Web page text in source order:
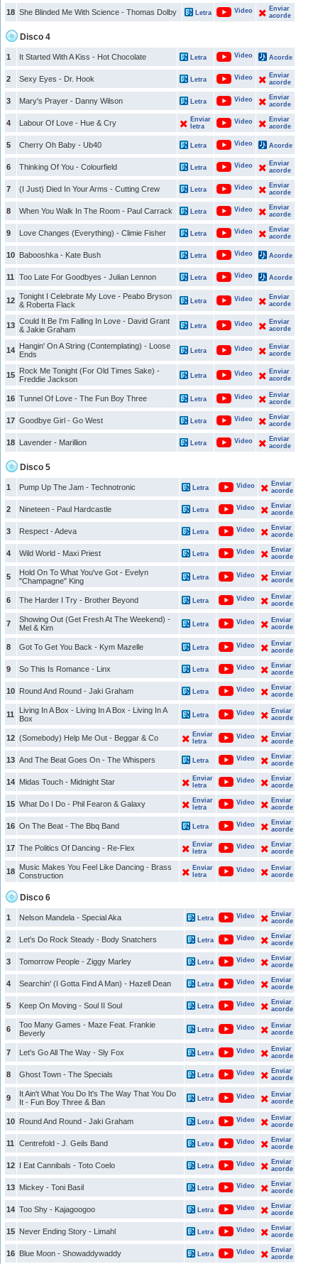
18 She Blinded Me With Science - Thomas Dolby Letra Video
Enviar
acorde
Disco 4
1 It Started With A Kiss - Hot Chocolate Letra Video Acorde
2 Sexy Eyes - Dr. Hook Letra Video
Enviar
acorde
3 Mary's Prayer - Danny Wilson Letra Video
Enviar
acorde
4 Labour Of Love - Hue & Cry
Enviar
letra
Video
Enviar
acorde
5 Cherry Oh Baby - Ub40 Letra Video Acorde
6 Thinking Of You - Colourfield Letra Video
Enviar
acorde
7 (I Just) Died In Your Arms - Cutting Crew Letra Video
Enviar
acorde
8 When You Walk In The Room - Paul Carrack Letra Video
Enviar
acorde
9 Love Changes (Everything) - Climie Fisher Letra Video
Enviar
acorde
10 Babooshka - Kate Bush Letra Video Acorde
11 Too Late For Goodbyes - Julian Lennon Letra Video Acorde
12 Tonight I Celebrate My Love - Peabo Bryson
& Roberta Flack
Letra Video
Enviar
acorde
13 Could It Be I'm Falling In Love - David Grant
& Jakie Graham
Letra Video
Enviar
acorde
14 Hangin' On A String (Contemplating) - Loose
Ends
Letra Video
Enviar
acorde
15 Rock Me Tonight (For Old Times Sake) -
Freddie Jackson
Letra Video
Enviar
acorde
16 Tunnel Of Love - The Fun Boy Three Letra Video
Enviar
acorde
17 Goodbye Girl - Go West Letra Video
Enviar
acorde
18 Lavender - Marillion Letra Video
Enviar
acorde
Disco 5
1 Pump Up The Jam - Technotronic Letra Video
Enviar
acorde
2 Nineteen - Paul Hardcastle Letra Video
Enviar
acorde
3 Respect - Adeva Letra Video
Enviar
acorde
4 Wild World - Maxi Priest Letra Video
Enviar
acorde
5
Hold On To What You've Got - Evelyn
"Champagne" King
Letra Video
Enviar
acorde
6 The Harder I Try - Brother Beyond Letra Video
Enviar
acorde
7
Showing Out (Get Fresh At The Weekend) -
Mel & Kim
Letra Video
Enviar
acorde
8 Got To Get You Back - Kym Mazelle Letra Video
Enviar
acorde
9 So This Is Romance - Linx Letra Video
Enviar
acorde
10 Round And Round - Jaki Graham Letra Video
Enviar
acorde
11
Living In A Box - Living In A Box - Living In A
Box
Letra Video
Enviar
acorde
12 (Somebody) Help Me Out - Beggar & Co
Enviar
letra
Video
Enviar
acorde
13 And The Beat Goes On - The Whispers Letra Video
Enviar
acorde
14 Midas Touch - Midnight Star
Enviar
letra
Video
Enviar
acorde
15 What Do I Do - Phil Fearon & Galaxy
Enviar
letra
Video
Enviar
acorde
16 On The Beat - The Bbq Band Letra Video
Enviar
acorde
17 The Politics Of Dancing - Re-Flex
Enviar
letra
Video
Enviar
acorde
18 Music Makes You Feel Like Dancing - Brass
Construction
Enviar
letra
Video
Enviar
acorde
Disco 6
1 Nelson Mandela - Special Aka Letra Video
Enviar
acorde
2 Let's Do Rock Steady - Body Snatchers Letra Video
Enviar
acorde
3 Tomorrow People - Ziggy Marley Letra Video
Enviar
acorde
4 Searchin' (I Gotta Find A Man) - Hazell Dean Letra Video
Enviar
acorde
5 Keep On Moving - Soul II Soul Letra Video
Enviar
acorde
6
Too Many Games - Maze Feat. Frankie
Beverly
Letra Video
Enviar
acorde
7 Let's Go All The Way - Sly Fox Letra Video
Enviar
acorde
8 Ghost Town - The Specials Letra Video
Enviar
acorde
9
It Ain't What You Do It's The Way That You Do
It - Fun Boy Three & Ban
Letra Video
Enviar
acorde
10 Round And Round - Jaki Graham Letra Video
Enviar
acorde
11 Centrefold - J. Geils Band Letra Video
Enviar
acorde
12 I Eat Cannibals - Toto Coelo Letra Video
Enviar
acorde
13 Mickey - Toni Basil Letra Video
Enviar
acorde
14 Too Shy - Kajagoogoo Letra Video
Enviar
acorde
15 Never Ending Story - Limahl Letra Video
Enviar
acorde
16 Blue Moon - Showaddywaddy Letra Video
Enviar
acorde